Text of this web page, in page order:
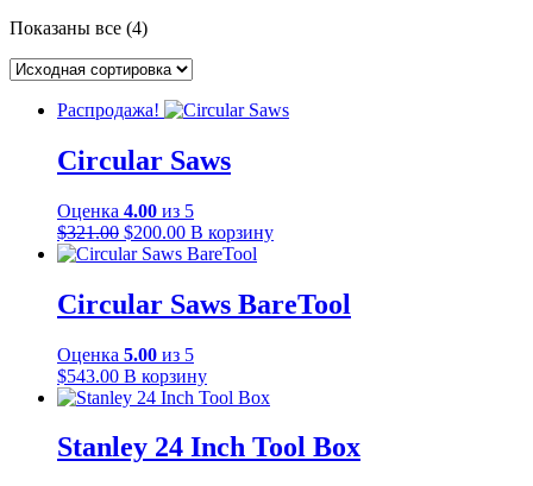
Показаны все (4)
Распродажа!
Circular Saws
Оценка 4.00 из 5
$321.00 Первоначальная
цена
$321.00.
$200.00Текущая
цена:
В корзину
Circular Saws BareTool
Оценка 5.00 из 5
$543.00 В корзину
Stanley 24 Inch Tool Box